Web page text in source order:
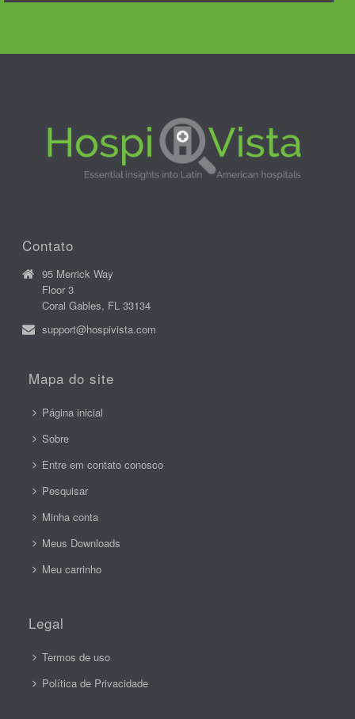
Contato
95 Merrick Way
Floor 3
Coral Gables, FL 33134
support@hospivista.com
Mapa do site
Página inicial
Sobre
Entre em contato conosco
Pesquisar
Minha conta
Meus Downloads
Meu carrinho
Legal
Termos de uso
Política de Privacidade